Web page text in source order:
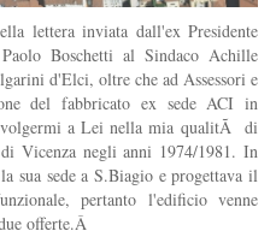
lettera inviata dall'ex Presidente
Boschetti al Sindaco Achille
d'Elci, oltre che ad Assessori e
del fabbricato ex sede ACI in
a Lei nella mia qualitÃ di
Vicenza negli anni 1974/1981. In
sua sede a S.Biagio e progettava il
pertanto l'edificio venne
offerte.Â